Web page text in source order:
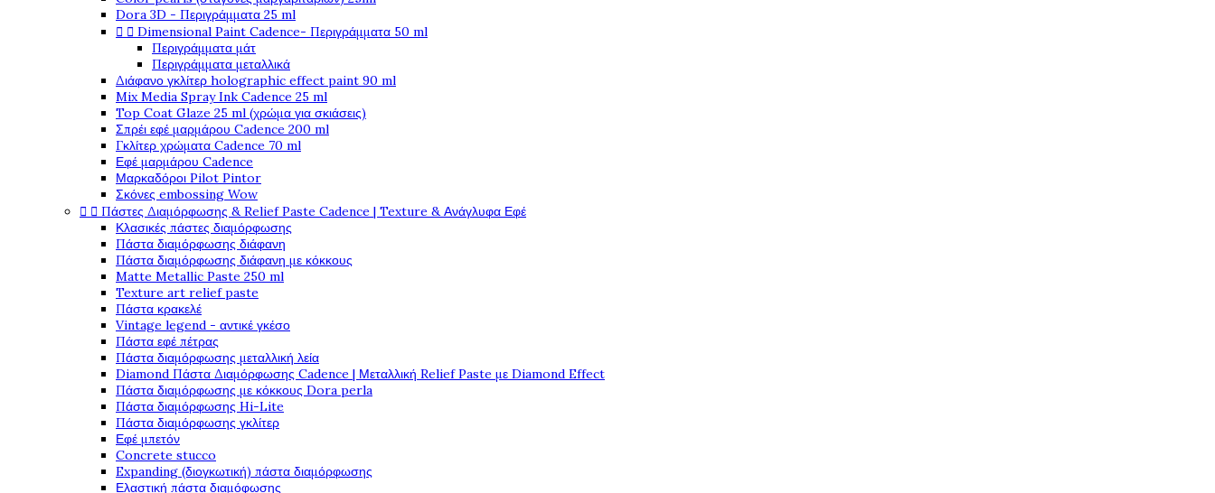
Dora 3D - Περιγράμματα 25 ml
  Dimensional Paint Cadence- Περιγράμματα 50 ml
Περιγράμματα μάτ
Περιγράμματα μεταλλικά
Διάφανο γκλίτερ holographic effect paint 90 ml
Mix Media Spray Ink Cadence 25 ml
Top Coat Glaze 25 ml (χρώμα για σκιάσεις)
Σπρέι εφέ μαρμάρου Cadence 200 ml
Γκλίτερ χρώματα Cadence 70 ml
Εφέ μαρμάρου Cadence
Μαρκαδόροι Pilot Pintor
Σκόνες embossing Wow
  Πάστες Διαμόρφωσης & Relief Paste Cadence | Texture & Ανάγλυφα Εφέ
Κλασικές πάστες διαμόρφωσης
Πάστα διαμόρφωσης διάφανη
Πάστα διαμόρφωσης διάφανη με κόκκους
Matte Metallic Paste 250 ml
Texture art relief paste
Πάστα κρακελέ
Vintage legend - αντικέ γκέσο
Πάστα εφέ πέτρας
Πάστα διαμόρφωσης μεταλλική λεία
Diamond Πάστα Διαμόρφωσης Cadence | Μεταλλική Relief Paste με Diamond Effect
Πάστα διαμόρφωσης με κόκκους Dora perla
Πάστα διαμόρφωσης Hi-Lite
Πάστα διαμόρφωσης γκλίτερ
Εφέ μπετόν
Concrete stucco
Expanding (διογκωτική) πάστα διαμόρφωσης
Ελαστική πάστα διαμόφωσης